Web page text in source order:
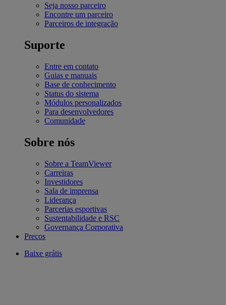
Seja nosso parceiro
Encontre um parceiro
Parceiros de integração
Suporte
Entre em contato
Guias e manuais
Base de conhecimento
Status do sistema
Módulos personalizados
Para desenvolvedores
Comunidade
Sobre nós
Sobre a TeamViewer
Carreiras
Investidores
Sala de imprensa
Liderança
Parcerias esportivas
Sustentabilidade e RSC
Governança Corporativa
Preços
Baixe grátis